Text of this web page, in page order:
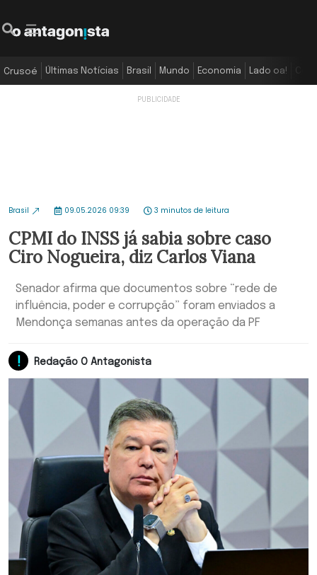
Crusoé Últimas Notícias Brasil Mundo Economia Lado oa!
Brasil 09.05.2026 09:39 3 minutos de leitura
CPMI do INSS já sabia sobre caso
Ciro Nogueira, diz Carlos Viana
Senador afirma que documentos sobre “rede de
influência, poder e corrupção” foram enviados a
Mendonça semanas antes da operação da PF
Redação O Antagonista